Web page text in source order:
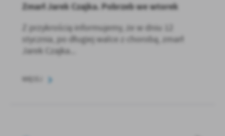
Zmarł Jarek Czajka. Pobrzeb we wtorek
Z przykrością informujemy, że w dniu 12
stycznia, po długiej walce z chorobą, zmarł
Jarek Czajka...